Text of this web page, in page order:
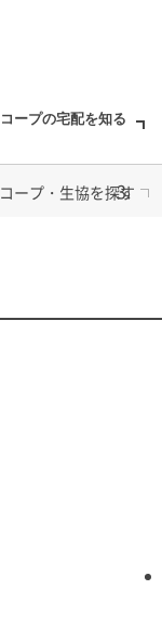
コープの宅配を知る
コープ・生協を探す